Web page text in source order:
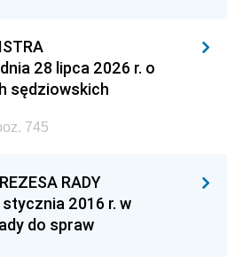
28 lipca 2026 r. o
sędziowskich
745
RADY
stycznia 2016 r. w
do spraw